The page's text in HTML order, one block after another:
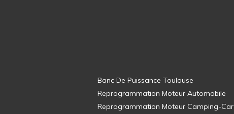
Banc De Puissance Toulouse
Reprogrammation Moteur Automobile
Reprogrammation Moteur Camping-Car